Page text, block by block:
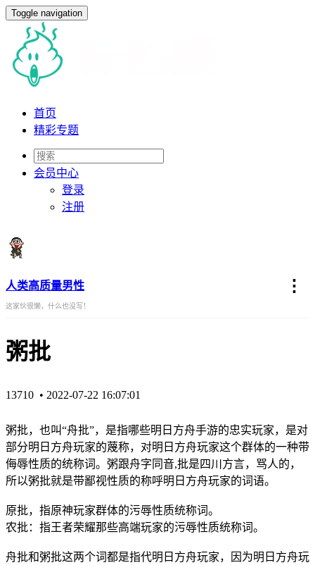
Toggle navigation
首页
精彩专题
会员中心
登录
注册
人类高质量男性 ⋮
这家伙很懒，什么也没写！
粥批
13710 • 2022-07-22 16:07:01
粥批，也叫“舟批”，是指哪些明日方舟手游的忠实玩家，是对
部分明日方舟玩家的蔑称，对明日方舟玩家这个群体的一种带
侮辱性质的统称词。粥跟舟字同音,批是四川方言，骂人的，
所以粥批就是带鄙视性质的称呼明日方舟玩家的词语。
原批，指原神玩家群体的污辱性质统称词。
农批：指王者荣耀那些高端玩家的污辱性质统称词。
舟批和粥批这两个词都是指代明日方舟玩家，因为明日方舟玩